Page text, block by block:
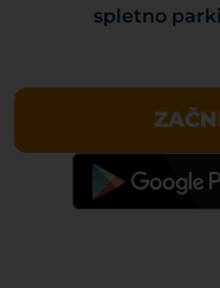
spletno